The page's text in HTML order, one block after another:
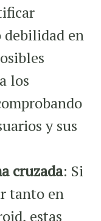
debilidad en
los
y sus
cruzada: Si
tanto en
estas